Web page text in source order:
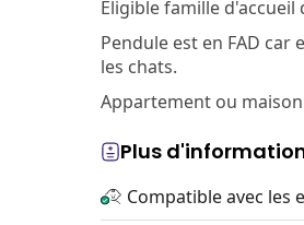
Eligible famille d'accueil
Pendule est en FAD car
les chats.
Appartement ou
Plus
Compatible avec les